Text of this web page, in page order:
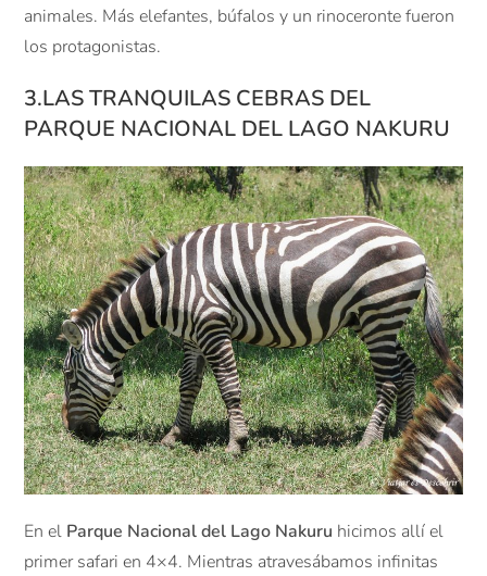
animales. Más elefantes, búfalos y un rinoceronte fueron
los protagonistas.
3.LAS TRANQUILAS CEBRAS DEL
PARQUE NACIONAL DEL LAGO NAKURU
En el Parque Nacional del Lago Nakuru hicimos allí el
primer safari en 4×4. Mientras atravesábamos infinitas